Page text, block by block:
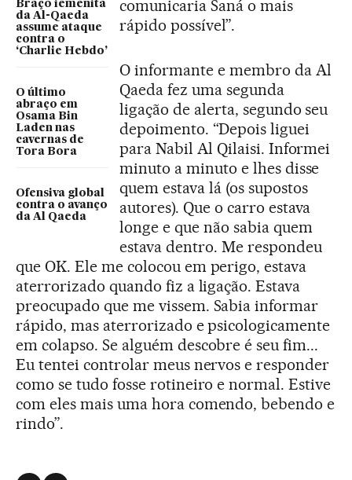
Braço iemenita
da Al-Qaeda
assume ataque
contra o
‘Charlie Hebdo’
O último
abraço em
Osama Bin
Laden nas
cavernas de
Tora Bora
Ofensiva global
contra o avanço
da Al Qaeda
comunicaria Saná o mais
rápido possível”.
O informante e membro da Al
Qaeda fez uma segunda
ligação de alerta, segundo seu
depoimento. “Depois liguei
para Nabil Al Qilaisi. Informei
minuto a minuto e lhes disse
quem estava lá (os supostos
autores). Que o carro estava
longe e que não sabia quem
estava dentro. Me respondeu
que OK. Ele me colocou em perigo, estava
aterrorizado quando fiz a ligação. Estava
preocupado que me vissem. Sabia informar
rápido, mas aterrorizado e psicologicamente
em colapso. Se alguém descobre é seu fim...
Eu tentei controlar meus nervos e responder
como se tudo fosse rotineiro e normal. Estive
com eles mais uma hora comendo, bebendo e
rindo”.